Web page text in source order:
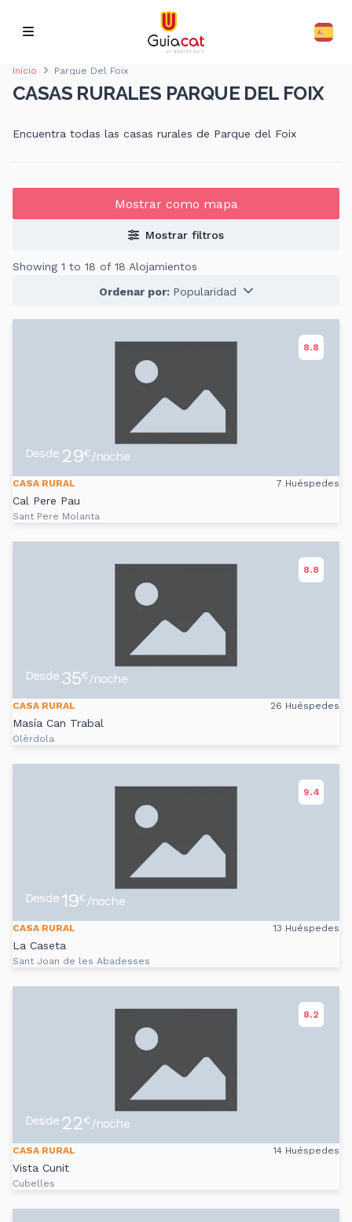
Inicio Parque Del Foix
CASAS RURALES PARQUE DEL FOIX
Encuentra todas las casas rurales de Parque del Foix
Mostrar como mapa
Mostrar filtros
Showing 1 to 18 of 18 Alojamientos
Ordenar por: Popularidad
8.8
Desde 29€/noche
CASA RURAL 7 Huéspedes
Cal Pere Pau
Sant Pere Molanta
8.8
Desde 35€/noche
CASA RURAL 26 Huéspedes
Masía Can Trabal
Olèrdola
9.4
Desde 19€/noche
CASA RURAL 13 Huéspedes
La Caseta
Sant Joan de les Abadesses
8.2
Desde 22€/noche
CASA RURAL 14 Huéspedes
Vista Cunit
Cubelles